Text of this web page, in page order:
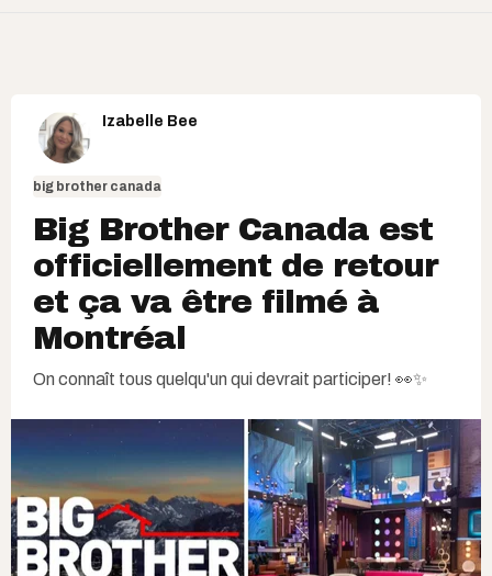
Izabelle Bee
big brother canada
Big Brother Canada est
officiellement de retour
et ça va être filmé à
Montréal
On connaît tous quelqu'un qui devrait participer! 👀✨